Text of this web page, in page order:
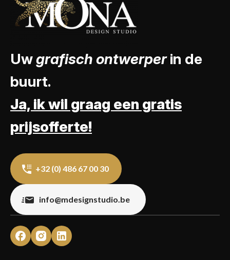
Uwgrafisch ontwerperin de
buurt.
Ja, ik wil graag een gratis
prijsofferte!
+32 (0) 486 67 00 30
info@mdesignstudio.be